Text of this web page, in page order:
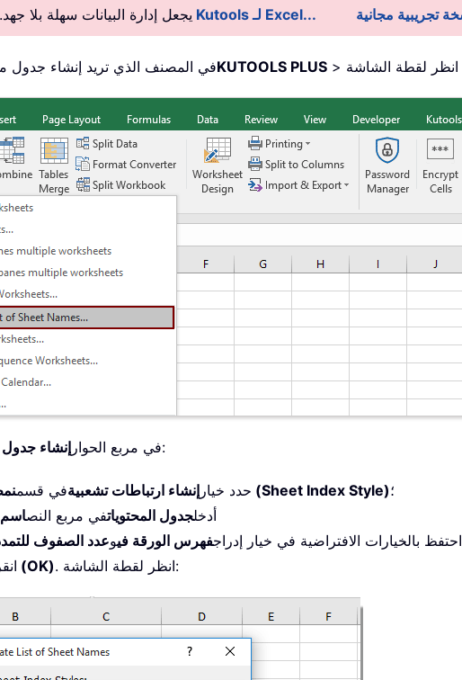
يجعل إدارة البيانات سهلة بلا جهد.
معلومات تفصيلية عن Kutools لـ Excel...
1. في المصنف الذي تريد إنشاء جدولKUTOOLS PLUS >
2. في مربع الحوار إنشاء جدول ، قم بما يلي:
2.1 حدد خيار إنشاء ارتباطات تشعبيةفي قسم نمط فهرس الورقة (Sheet Index Style)؛
2.2 أدخلجدول المحتوياتفي مربع النصاسم
2.3 احتفظ بالخيارات الافتراضية في خيار إدراجفهرس الورقة فيوعدد الصفوف
2.4 موافق (OK) . انظر لقطة الشاشة: